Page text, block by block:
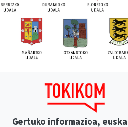
Gertuko informazioa,